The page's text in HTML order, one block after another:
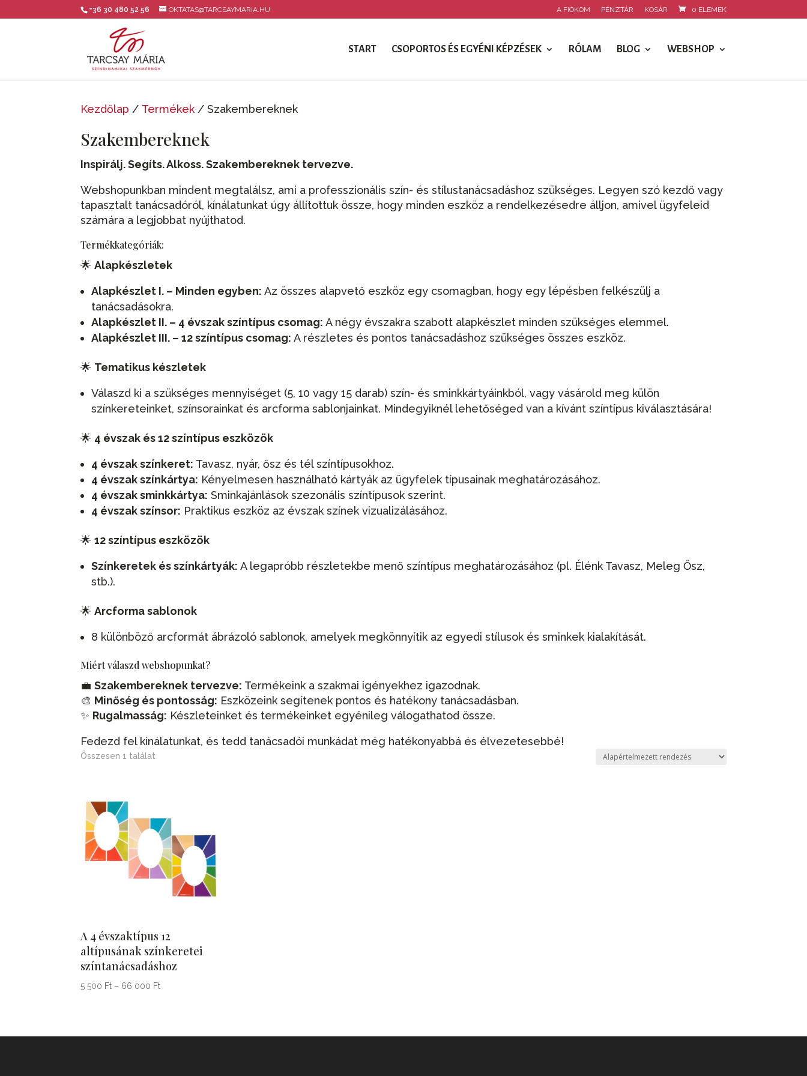
+36 30 480 52 56 OKTATAS@TARCSAYMARIA.HU A FIÓKOM PÉNZTÁR KOSÁR 0 ELEMEK
START CSOPORTOS ÉS EGYÉNI KÉPZÉSEK RÓLAM BLOG WEBSHOP
Kezdőlap / Termékek / Szakembereknek
Szakembereknek
Inspirálj. Segíts. Alkoss. Szakembereknek tervezve.
Webshopunkban mindent megtalálsz, ami a professzionális szín- és stílustanácsadáshoz szükséges. Legyen szó kezdő vagy
tapasztalt tanácsadóról, kínálatunkat úgy állítottuk össze, hogy minden eszköz a rendelkezésedre álljon, amivel ügyfeleid
számára a legjobbat nyújthatod.
Termékkategóriák:
🌟Alapkészletek
Alapkészlet I. – Minden egyben: Az összes alapvető eszköz egy csomagban, hogy egy lépésben felkészülj a
tanácsadásokra.
Alapkészlet II. – 4 évszak színtípus csomag: A négy évszakra szabott alapkészlet minden szükséges elemmel.
Alapkészlet III. – 12 színtípus csomag: A részletes és pontos tanácsadáshoz szükséges összes eszköz.
🌟 Tematikus készletek
Válaszd ki a szükséges mennyiséget (5, 10 vagy 15 darab) szín- és sminkkártyáinkból, vagy vásárold meg külön
színkereteinket, színsorainkat és arcforma sablonjainkat. Mindegyiknél lehetőséged van a kívánt színtípus kiválasztására!
🌟 4 évszak és 12 színtípus eszközök
4 évszak színkeret: Tavasz, nyár, ősz és tél színtípusokhoz.
4 évszak színkártya: Kényelmesen használható kártyák az ügyfelek típusainak meghatározásához.
4 évszak sminkkártya: Sminkajánlások szezonális színtípusok szerint.
4 évszak színsor: Praktikus eszköz az évszak színek vizualizálásához.
🌟12 színtípus eszközök
Színkeretek és színkártyák: A legapróbb részletekbe menő színtípus meghatározásához (pl. Élénk Tavasz, Meleg Ősz,
stb.).
🌟Arcforma sablonok
8 különböző arcformát ábrázoló sablonok, amelyek megkönnyítik az egyedi stílusok és sminkek kialakítását.
Miért válaszd webshopunkat?
💼Szakembereknek tervezve: Termékeink a szakmai igényekhez igazodnak.
🎨 Minőség és pontosság: Eszközeink segítenek pontos és hatékony tanácsadásban.
✨ Rugalmasság: Készleteinket és termékeinket egyénileg válogathatod össze.
Fedezd fel kínálatunkat, és tedd tanácsadói munkádat még hatékonyabbá és élvezetesebbé!
Összesen 1 találat
A 4 évszaktípus 12
altípusának színkeretei
színtanácsadáshoz
5 500 Ft – 66 000 FtÁrtartomány: